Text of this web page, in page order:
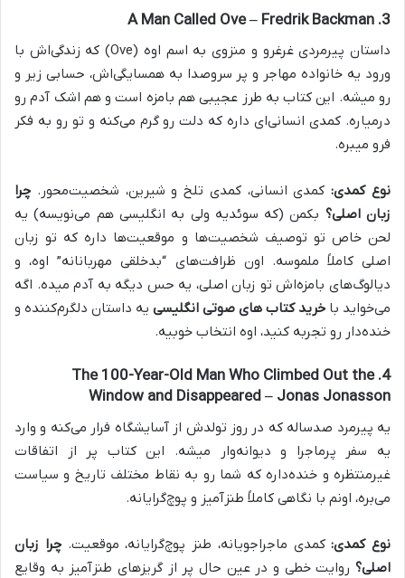
3. A Man Called Ove – Fredrik Backman
داستان پیرمردی غرغرو و منزوی به اسم اوه (Ove) که زندگی‌اش با
ورود یه خانواده مهاجر و پر سروصدا به همسایگی‌اش، حسابی زیر و
رو میشه. این کتاب به طرز عجیبی هم بامزه است و هم اشک آدم رو
درمیاره. کمدی انسانی‌ای داره که دلت رو گرم می‌کنه و تو رو به فکر
فرو میبره.
نوع کمدی:کمدی انسانی، کمدی تلخ و شیرین، شخصیت‌محور. چرا
زبان اصلی؟ بکمن (که سوئدیه ولی به انگلیسی هم می‌نویسه) یه
لحن خاص تو توصیف شخصیت‌ها و موقعیت‌ها داره که تو زبان
اصلی کاملاً ملموسه. اون ظرافت‌های “بدخلقی مهربانانه” اوه، و
دیالوگ‌های بامزه‌اش تو زبان اصلی، یه حس دیگه به آدم میده. اگه
می‌خواید با خرید کتاب های صوتی انگلیسی یه داستان دلگرم‌کننده و
خنده‌دار رو تجربه کنید، اوه انتخاب خوبیه.
4. The 100-Year-Old Man Who Climbed Out the
Window and Disappeared – Jonas Jonasson
یه پیرمرد صدساله که در روز تولدش از آسایشگاه فرار می‌کنه و وارد
یه سفر پرماجرا و دیوانه‌وار میشه. این کتاب پر از اتفاقات
غیرمنتظره و خنده‌داره که شما رو به نقاط مختلف تاریخ و سیاست
می‌بره، اونم با نگاهی کاملاً طنزآمیز و پوچ‌گرایانه.
نوع کمدی:کمدی ماجراجویانه، طنز پوچ‌گرایانه، موقعیت.چرا زبان
اصلی؟ روایت خطی و در عین حال پر از گریزهای طنزآمیز به وقایع